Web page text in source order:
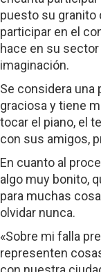
puesto su granito
participar en el
hace en su
imaginación.
Se considera una
graciosa y tiene
tocar el piano, el
con sus amigos,
En cuanto al
algo muy bonito,
para muchas
olvidar nunca.
«Sobre mi falla
representen